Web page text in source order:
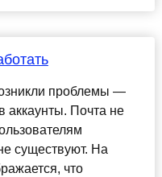
проблемы —
аккаунты. Почта не
существуют. На
что